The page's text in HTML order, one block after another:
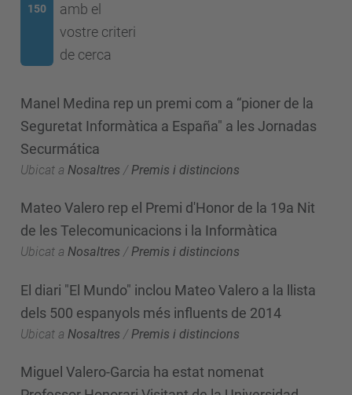
150
amb el
vostre criteri
de cerca
Manel Medina rep un premi com a “pioner de la
Seguretat Informàtica a España" a les Jornadas
Securmática
Ubicat a Nosaltres / Premis i distincions
Mateo Valero rep el Premi d'Honor de la 19a Nit
de les Telecomunicacions i la Informàtica
Ubicat a Nosaltres /Premis i distincions
El diari "El Mundo" inclou Mateo Valero a la llista
dels 500 espanyols més influents de 2014
Ubicat a Nosaltres / Premis i distincions
Miguel Valero-Garcia ha estat nomenat